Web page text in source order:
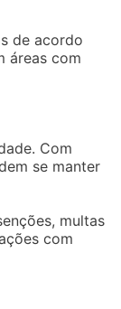
de acordo
áreas com
Com
se manter
multas
com